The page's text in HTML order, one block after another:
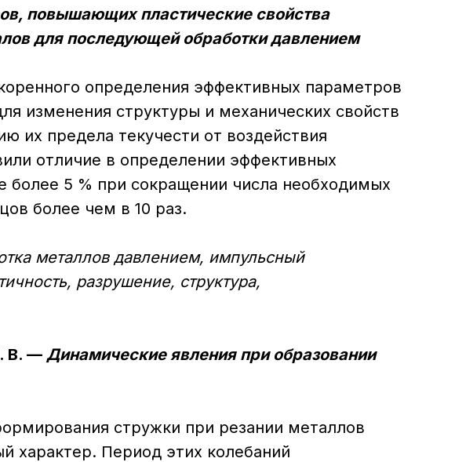
повышающих пластические свойства
для последующей обработки давлением
определения эффективных параметров
изменения структуры и механических свойств
их предела текучести от воздействия
отличие в определении эффективных
более 5 % при сокращении числа необходимых
более чем в 10 раз.
металлов давлением, импульсный
разрушение, структура,
В. — Динамические явления при образовании
стружки при резании металлов
характер. Период этих колебаний